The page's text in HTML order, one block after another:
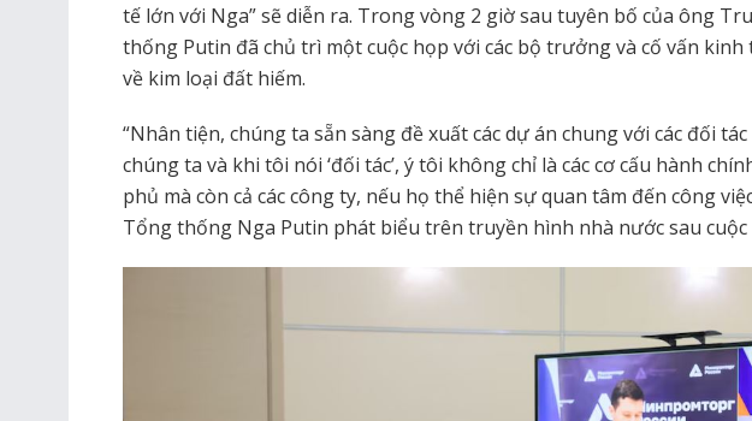
tế lớn với Nga” sẽ diễn ra. Trong vòng 2 giờ sau tuyên bố của ông
thống Putin đã chủ trì một cuộc họp với các bộ trưởng và cố vấn kinh
về kim loại đất hiếm.
“Nhân tiện, chúng ta sẵn sàng đề xuất các dự án chung với các đối tác
chúng ta và khi tôi nói ‘đối tác’, ý tôi không chỉ là các cơ cấu hành
phủ mà còn cả các công ty, nếu họ thể hiện sự quan tâm đến công
Tổng thống Nga Putin phát biểu trên truyền hình nhà nước sau cuộc